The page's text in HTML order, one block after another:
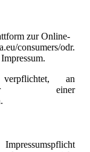
zur Online-
consumers/odr.
an
vor einer